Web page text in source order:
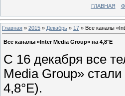
ГЛАВНАЯ
Главная » 2015 » Декабрь » 17 » Все каналы
Все каналы «Inter Media Group» на 4,8°E
С 16 декабря все
Media Group»
4,8°E).